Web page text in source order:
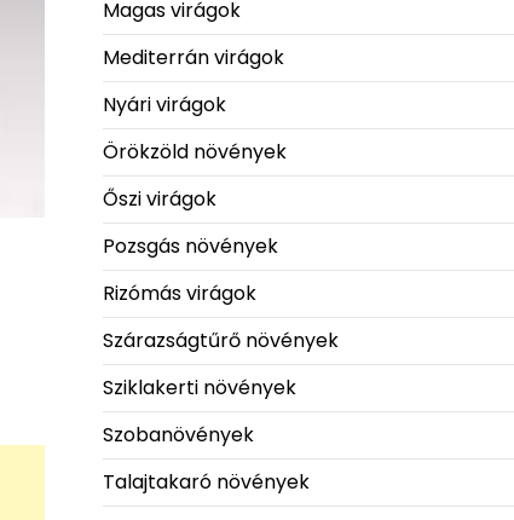
Magas virágok
Mediterrán virágok
Nyári virágok
Örökzöld növények
Őszi virágok
Pozsgás növények
Rizómás virágok
Szárazságtűrő növények
Sziklakerti növények
Szobanövények
Talajtakaró növények